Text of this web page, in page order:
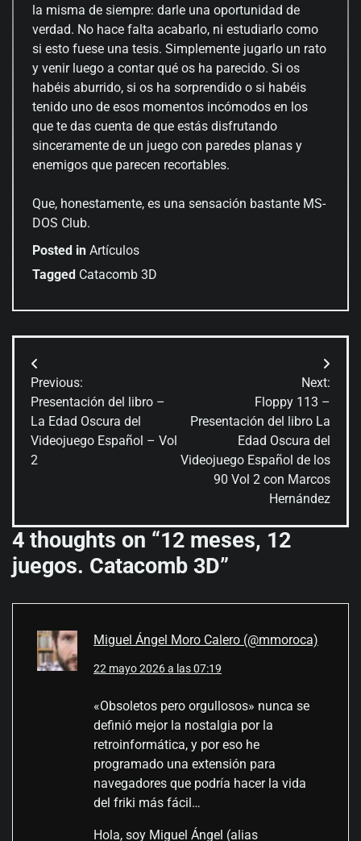
la misma de siempre: darle una oportunidad de
verdad. No hace falta acabarlo, ni estudiarlo como
si esto fuese una tesis. Simplemente jugarlo un rato
y venir luego a contar qué os ha parecido. Si os
habéis aburrido, si os ha sorprendido o si habéis
tenido uno de esos momentos incómodos en los
que te das cuenta de que estás disfrutando
sinceramente de un juego con paredes planas y
enemigos que parecen recortables.
Que, honestamente, es una sensación bastante MS-
DOS Club.
Posted in Artículos
Tagged Catacomb 3D
Navegación
de
entradas
Previous:
Presentación del libro –
La Edad Oscura del
Videojuego Español – Vol
2
Next:
Floppy 113 –
Presentación del libro La
Edad Oscura del
Videojuego Español de los
90 Vol 2 con Marcos
Hernández
4 thoughts on “12 meses, 12
juegos. Catacomb 3D”
Miguel Ángel Moro Calero (@mmoroca)
22 mayo 2026 a las 07:19
«Obsoletos pero orgullosos» nunca se
definió mejor la nostalgia por la
retroinformática, y por eso he
programado una extensión para
navegadores que podría hacer la vida
del friki más fácil…
Hola, soy Miguel Ángel (alias